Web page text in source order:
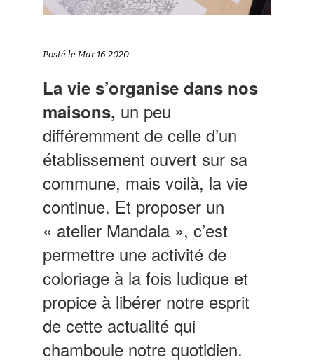
Posté le Mar 16 2020
La vie s’organise dans nos
maisons, un peu
différemment de celle d’un
établissement ouvert sur sa
commune, mais voilà, la vie
continue. Et proposer un
« atelier Mandala », c’est
permettre une activité de
coloriage à la fois ludique et
propice à libérer notre esprit
de cette actualité qui
chamboule notre quotidien.